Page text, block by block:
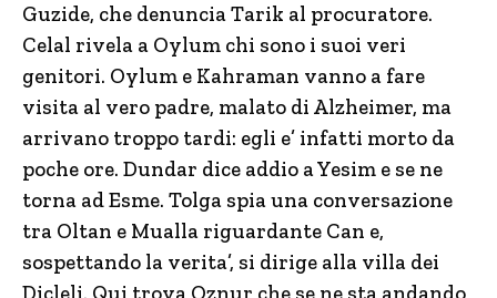
Guzide, che denuncia Tarik al procuratore.
Celal rivela a Oylum chi sono i suoi veri
genitori. Oylum e Kahraman vanno a fare
visita al vero padre, malato di Alzheimer, ma
arrivano troppo tardi: egli e’ infatti morto da
poche ore. Dundar dice addio a Yesim e se ne
torna ad Esme. Tolga spia una conversazione
tra Oltan e Mualla riguardante Can e,
sospettando la verita’, si dirige alla villa dei